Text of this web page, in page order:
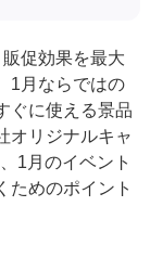
促効果を最大
1月ならではの
ぐに使える景品
オリジナルキャ
1月のイベント
ためのポイント